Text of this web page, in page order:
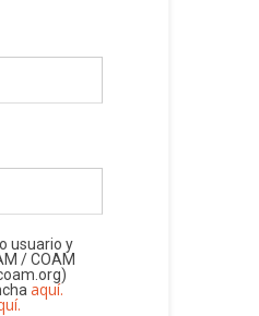
usuario y
/ COAM
aquí.